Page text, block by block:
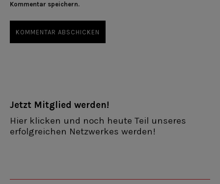
Kommentar speichern.
Jetzt Mitglied werden!
Hier klicken und noch heute Teil unseres
erfolgreichen Netzwerkes werden!